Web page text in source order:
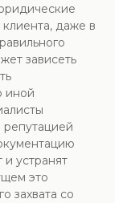
даже в
зависеть
иной
устранят
это
захвата со